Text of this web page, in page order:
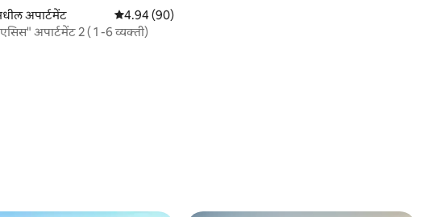
रिव्ह्यूज
अपार्टमेंट 5 पैकी 4.94 सरासरी रेटिंग, 90 रिव्ह्यूज
4.94 (90)
"लेक व्ह्यू ओएसिस" अपार्टमेंट 2 ( 1 -6 व्यक्ती)